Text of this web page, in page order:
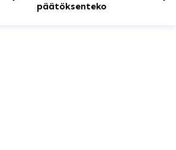
päätöksenteko